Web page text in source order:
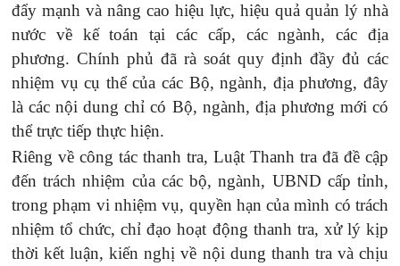
đẩy mạnh và nâng cao hiệu lực, hiệu quả quản lý nhà
nước về kế toán tại các cấp, các ngành, các địa
phương. Chính phủ đã rà soát quy định đầy đủ các
nhiệm vụ cụ thể của các Bộ, ngành, địa phương, đây
là các nội dung chỉ có Bộ, ngành, địa phương mới có
thể trực tiếp thực hiện.
Riêng về công tác thanh tra, Luật Thanh tra đã đề cập
đến trách nhiệm của các bộ, ngành, UBND cấp tỉnh,
trong phạm vi nhiệm vụ, quyền hạn của mình có trách
nhiệm tổ chức, chỉ đạo hoạt động thanh tra, xử lý kịp
thời kết luận, kiến nghị về nội dung thanh tra và chịu